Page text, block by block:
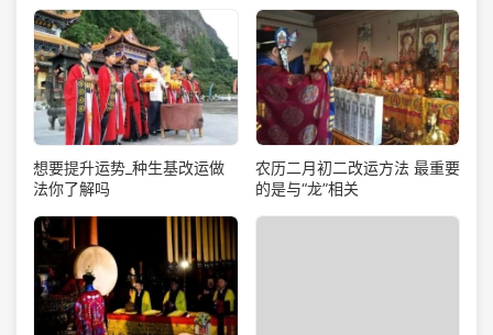
想要提升运势_种生基改运做
法你了解吗
农历二月初二改运方法 最重要
的是与“龙”相关